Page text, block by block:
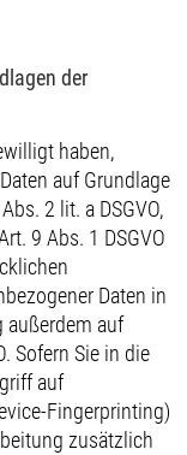
der
haben,
auf Grundlage
2 lit. a DSGVO,
9 Abs. 1 DSGVO
Daten in
außerdem auf
Sofern Sie in die
auf
Fingerprinting)
zusätzlich